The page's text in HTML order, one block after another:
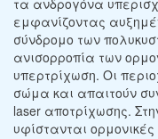
εμφανίζοντας
σύνδρομο των
ανισορροπία των
υπερτρίχωση. Οι
σώμα και απαιτούν
laser αποτρίχωσης.
υφίστανται